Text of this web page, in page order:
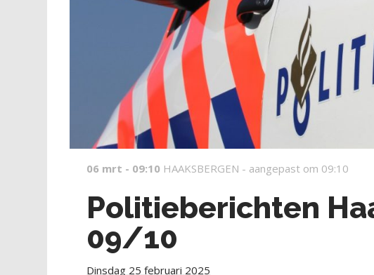
06 mrt - 09:10 HAAKSBERGEN - aangepast om 09:10
Politieberichten
09/10
Dinsdag 25 februari 2025